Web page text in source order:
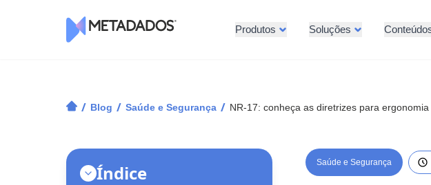
Produtos Soluções
/ Blog / Saúde e Segurança / NR-17: conheça as diretrizes para
Índice Saúde e Segurança